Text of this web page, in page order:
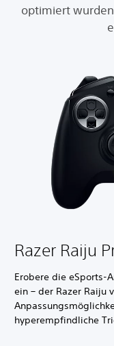
optimiert
Razer Raiju
Erobere die eSports-
ein – der Razer Raiju
hyperempfindliche